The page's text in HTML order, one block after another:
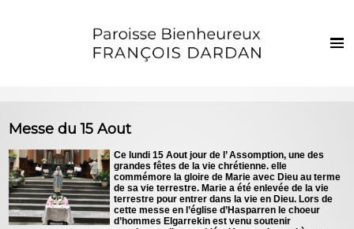
Vie de la paroisse
Les clochers
Messe du 15 Aout
Ce lundi 15 Aout jour de l’ Assomption, une des
grandes fêtes de la vie chrétienne. elle
commémore la gloire de Marie avec Dieu au terme
de sa vie terrestre. Marie a été enlevée de la vie
terrestre pour entrer dans la vie en Dieu. Lors de
cette messe en l’église d’Hasparren le choeur
d’hommes Elgarrekin est venu soutenir